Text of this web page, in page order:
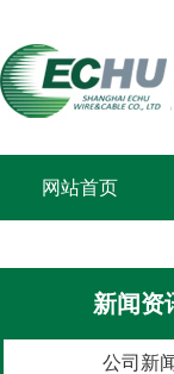
网站首页
新闻资
公司新